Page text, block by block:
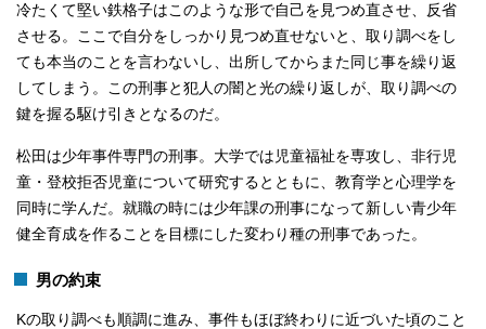
冷たくて堅い鉄格子はこのような形で自己を見つめ直させ、反省
させる。ここで自分をしっかり見つめ直せないと、取り調べをし
ても本当のことを言わないし、出所してからまた同じ事を繰り返
してしまう。この刑事と犯人の闇と光の繰り返しが、取り調べの
鍵を握る駆け引きとなるのだ。
松田は少年事件専門の刑事。大学では児童福祉を専攻し、非行児
童・登校拒否児童について研究するとともに、教育学と心理学を
同時に学んだ。就職の時には少年課の刑事になって新しい青少年
健全育成を作ることを目標にした変わり種の刑事であった。
男の約束
Kの取り調べも順調に進み、事件もほぼ終わりに近づいた頃のこと